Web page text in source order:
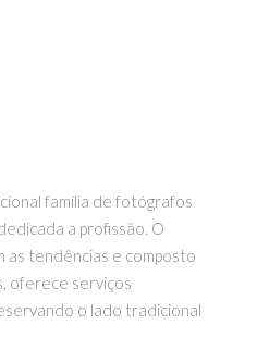
família de fotógrafos
a profissão. O
as tendências e composto
oferece serviços
o lado tradicional